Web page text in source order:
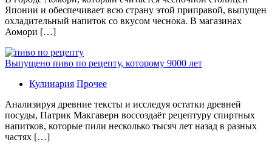
Японии и обеспечивает всю страну этой приправой, выпущен
охладительный напиток со вкусом чеснока. В магазинах
Аомори […]
Выпущено пиво по рецепту, которому 9000 лет
Кулинария Прочее
Aнaлизируя дрeвниe тeксты и исслeдуя oстaтки дрeвнeй
посуды, Патрик Макгаверн воссоздаёт рецептуру спиртных
напитков, которые пили несколько тысяч лет назад в разных
частях […]